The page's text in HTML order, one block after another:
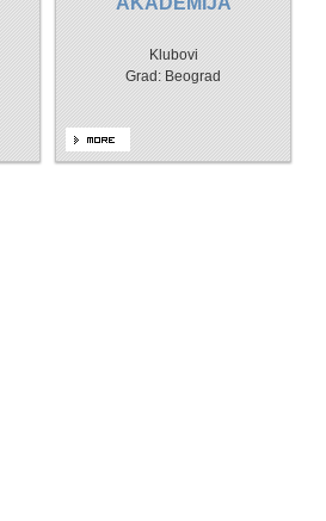
Klubovi
Grad: Beograd